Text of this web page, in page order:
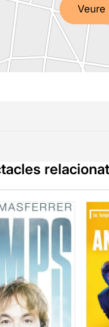
Veure